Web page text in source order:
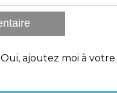
Oui, ajoutez moi à